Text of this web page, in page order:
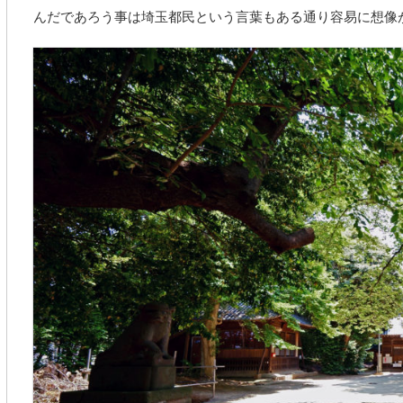
んだであろう事は埼玉都民という言葉もある通り容易に想像